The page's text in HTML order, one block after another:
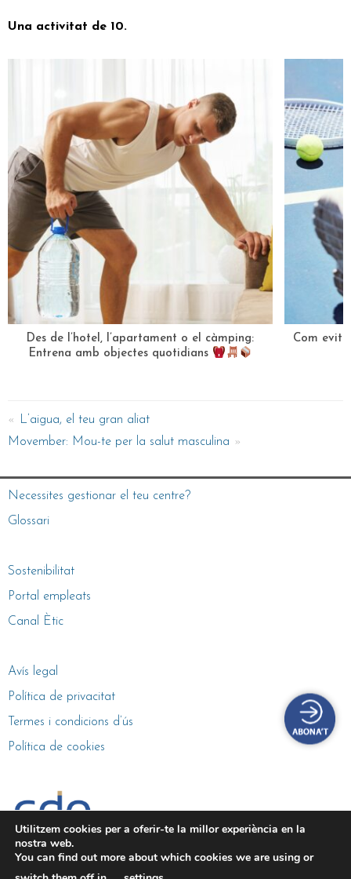
Una activitat de 10.
Des de l’hotel, l’apartament o el càmping:
Entrena amb objectes quotidians
Com
L’aigua, el teu gran aliat
Movember: Mou-te per la salut masculina
Necessites gestionar el teu centre?
Glossari
Sostenibilitat
Portal empleats
Canal Ètic
Avís legal
Política de privacitat
Termes i condicions d’ús
Política de cookies
Gestió de centres esportius
Utilitzem cookies per a oferir-te la millor experiència en la
nostra web.
You can find out more about which cookies we are using or